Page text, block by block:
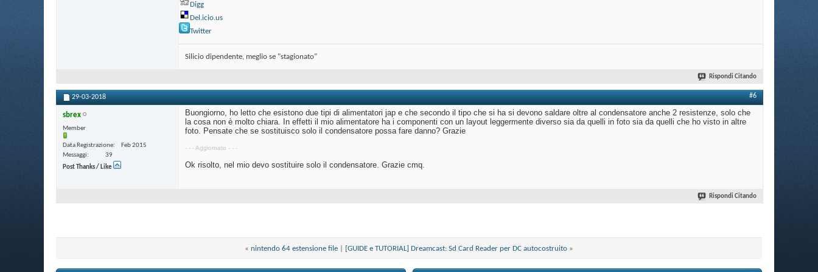
Digg
Del.icio.us
Twitter
Silicio dipendente, meglio se "stagionato"
Rispondi Citando
29-03-2018 #6
sbrex
Member
Data Registrazione
Feb 2015
Messaggi
39
Post Thanks / Like
Buongiorno, ho letto che esistono due tipi di alimentatori jap e che secondo il tipo che si ha si devono saldare oltre al condensatore anche 2 resistenze, solo che
la cosa non è molto chiara. In effetti il mio alimentatore ha i componenti con un layout leggermente diverso sia da quelli in foto sia da quelli che ho visto in altre
foto. Pensate che se sostituisco solo il condensatore possa fare danno? Grazie
- - - Aggiornato - - -
Ok risolto, nel mio devo sostituire solo il condensatore. Grazie cmq.
Rispondi Citando
« nintendo 64 estensione file [GUIDE e TUTORIAL] Dreamcast: Sd Card Reader per DC autocostruito »